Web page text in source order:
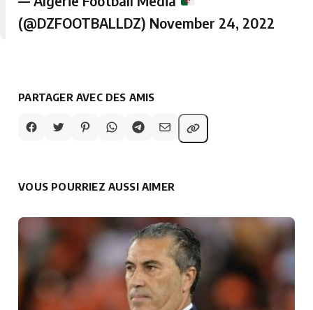
(@DZFOOTBALLDZ) November 24, 2022
PARTAGER AVEC DES AMIS
VOUS POURRIEZ AUSSI AIMER